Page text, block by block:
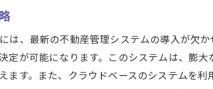
システムによるビジネス拡大の可能性
東京都の不動産管理におけるシステム活用の
システム活用で業界常識を覆す
は、最新の不動産管理システムの導入が欠
定が可能になります。このシステムは、膨
ます。また、クラウドベースのシステムを